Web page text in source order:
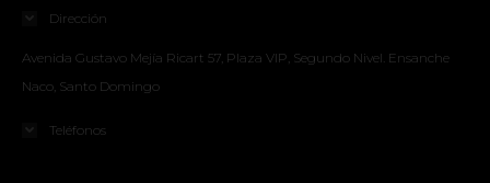
Dirección
Avenida Gustavo Mejía Ricart 57, Plaza VIP, Segundo Nivel. Ensanche
Naco, Santo Domingo
Teléfonos